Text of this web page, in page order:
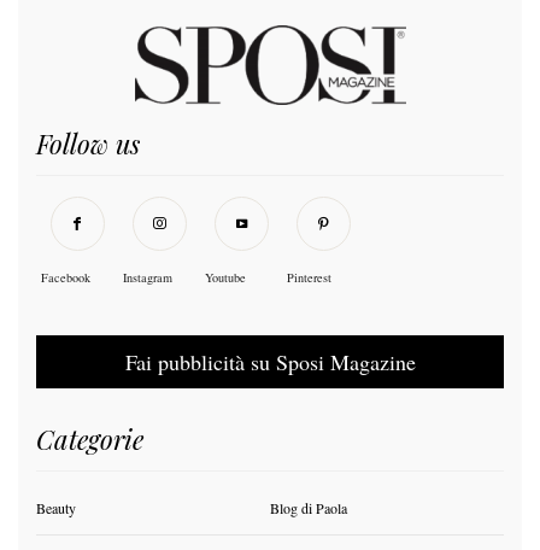
Follow us
Facebook Instagram Youtube Pinterest
Fai pubblicità su Sposi Magazine
Categorie
Beauty Blog di Paola